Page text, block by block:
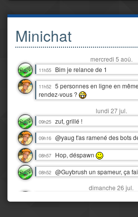
Minichat
mercredi 5 aoû.
11h55 Bim je relance de 1
11h52 5 personnes en ligne en
rendez-vous ?
lundi 27 jul.
09h25 zut, grillé !
09h16 @yaug t'as ramené des bots
08h57 Hop, déspawn
08h52 @Guybrush un spameur, ça
dimanche 26 jul.